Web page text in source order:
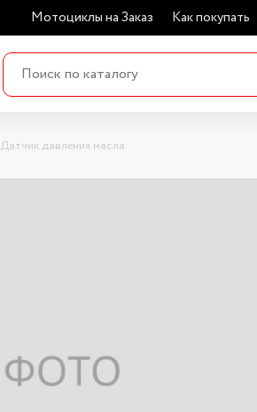
Мотоциклы на Заказ Как покупать
Датчик давления масла